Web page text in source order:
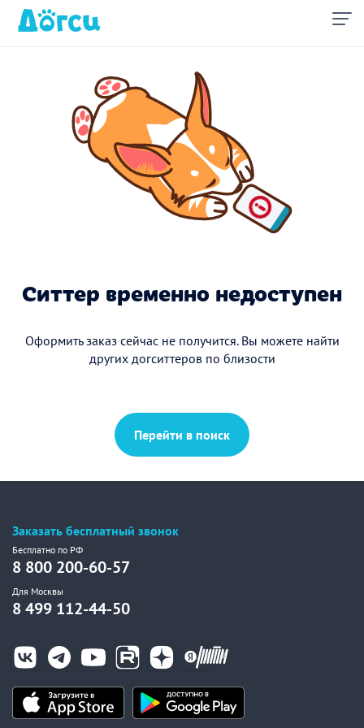
Ситтер временно недоступен
Оформить заказ сейчас не получится. Вы можете найти
других догситтеров по близости
Перейти в поиск
Заказать бесплатный звонок
Бесплатно по РФ
8 800 200-60-57
Для Москвы
8 499 112-44-50